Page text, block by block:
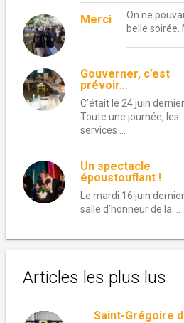
Merci
On ne
belle soirée.
Gouverner, c’est
prévoir…
C’était le 24 juin dernier.
Toute une journée, les
services …
Un spectacle
époustouflant !
Le mardi 16 juin
salle d’honneur de la …
Articles les plus lus
Saint-Grégoire